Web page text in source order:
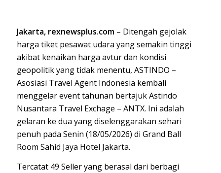
Jakarta, rexnewsplus.com– Ditengah gejolak
harga tiket pesawat udara yang semakin tinggi
akibat kenaikan harga avtur dan kondisi
geopolitik yang tidak menentu, ASTINDO –
Asosiasi Travel Agent Indonesia kembali
menggelar event tahunan bertajuk Astindo
Nusantara Travel Exchage – ANTX. Ini adalah
gelaran ke dua yang diselenggarakan sehari
penuh pada Senin (18/05/2026) di Grand Ball
Room Sahid Jaya Hotel Jakarta.
Tercatat 49 Seller yang berasal dari berbagi